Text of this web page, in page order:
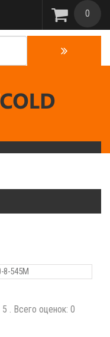
0
5 . Всего оценок:0